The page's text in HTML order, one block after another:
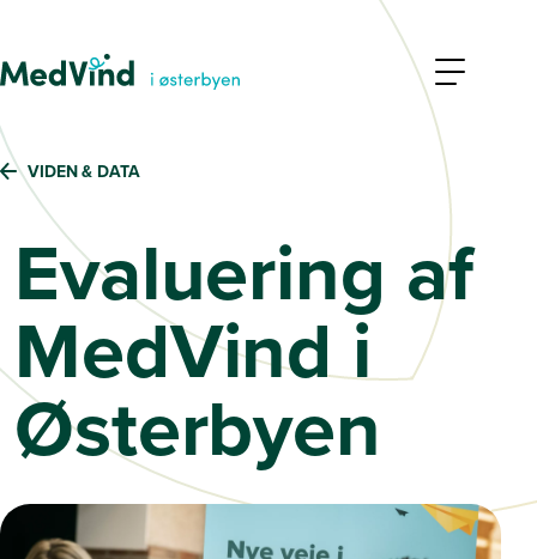
VIDEN & DATA
Evaluering af
MedVind i
Østerbyen